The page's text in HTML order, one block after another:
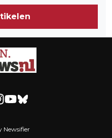
Newsifier